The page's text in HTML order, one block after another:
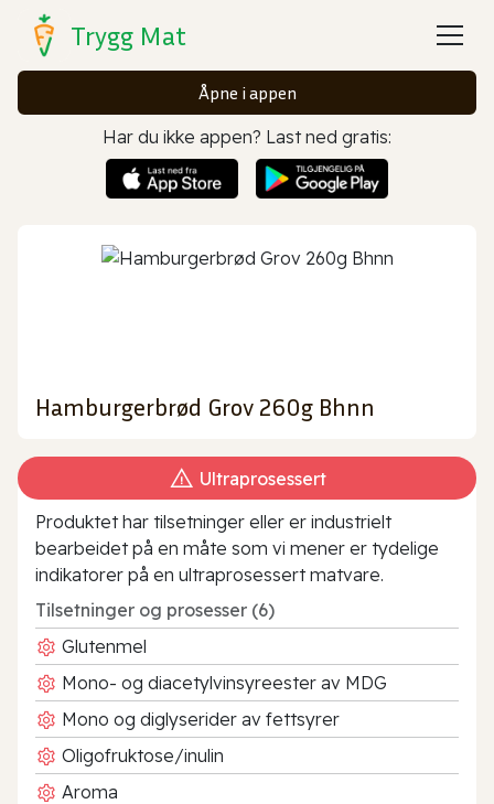
Trygg Mat
Åpne i appen
Har du ikke appen? Last ned gratis:
Hamburgerbrød Grov 260g Bhnn
Ultraprosessert
Produktet har tilsetninger eller er industrielt
bearbeidet på en måte som vi mener er tydelige
indikatorer på en ultraprosessert matvare.
Tilsetninger og prosesser (6)
Glutenmel
Mono- og diacetylvinsyreester av MDG
Mono og diglyserider av fettsyrer
Oligofruktose/inulin
Aroma